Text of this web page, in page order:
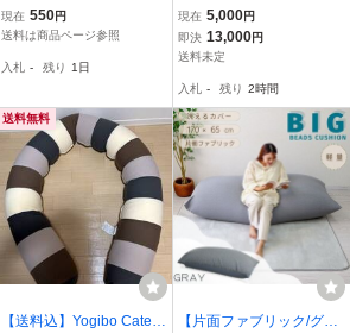
bo】約80cm×93cm ネイ
ビー ヨギボー ビーズクッ
バー/穴あり シミ有 中古
現在 550円
送料は商品ページ参照
入札 - 残り 1日
ン ライムグリーン ビ
ーズソファ 大型 人を
ダメにするクッション
ボー 15ZS
現在 5,000円
即決 13,000円
送料未定
入札 - 残り 2時間
送料無料
【送料込】Yogibo Caterp
【片面ファブリック/グレ